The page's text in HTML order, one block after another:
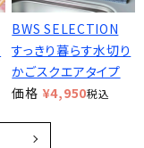
BWS SELECTION
すっきり暮らす水切り
かごスクエアタイプ
価格 ¥4,950税込